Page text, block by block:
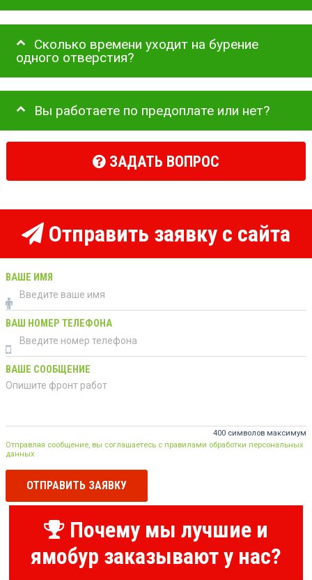
Сколько времени уходит на бурение
одного отверстия?
Вы работаете по предоплате или нет?
ЗАДАТЬ ВОПРОС
Отправить заявку с сайта
ВАШЕ ИМЯ
ВАШ НОМЕР ТЕЛЕФОНА
ВАШЕ СООБЩЕНИЕ
400 символов максимум
Отправляя сообщение, вы соглашаетесь с правилами обработки персональных
данных
ОТПРАВИТЬ ЗАЯВКУ
Почему мы лучшие и
ямобур заказывают у нас?